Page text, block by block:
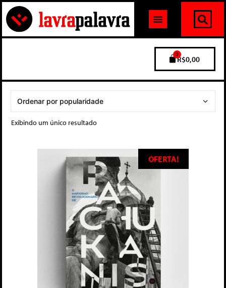
R$0,00
0
Exibindo um único resultado
OFERTA!